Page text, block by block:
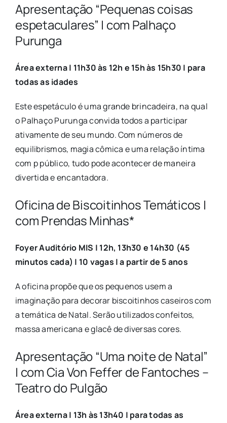
Apresentação “Pequenas coisas
espetaculares” | com Palhaço
Purunga
Área externa | 11h30 às 12h e 15h às 15h30 | para
todas as idades
Este espetáculo é uma grande brincadeira, na qual
o Palhaço Purunga convida todos a participar
ativamente de seu mundo. Com números de
equilibrismos, magia cômica e uma relação íntima
com p público, tudo pode acontecer de maneira
divertida e encantadora.
Oficina de Biscoitinhos Temáticos |
com Prendas Minhas*
Foyer Auditório MIS | 12h, 13h30 e 14h30 (45
minutos cada) | 10 vagas | a partir de 5 anos
A oficina propõe que os pequenos usem a
imaginação para decorar biscoitinhos caseiros com
a temática de Natal. Serão utilizados confeitos,
massa americana e glacê de diversas cores.
Apresentação “Uma noite de Natal”
| com Cia Von Feffer de Fantoches –
Teatro do Pulgão
Área externa | 13h às 13h40 | para todas as